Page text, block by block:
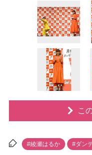
こ
#綾瀬はるか #ダン